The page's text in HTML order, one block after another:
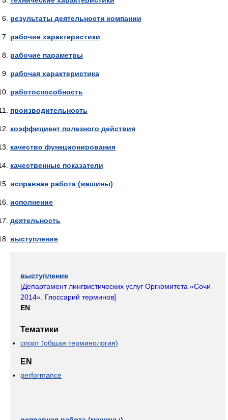
результаты деятельности компании
рабочие характеристики
рабочие параметры
рабочая характеристика
работоспособность
производительность
коэффициент полезного действия
качество функционирования
качественные показатели
исправная работа (машины)
исполнение
деятельность
выступление
выступление
[Департамент лингвистических услуг Оргкомитета «Сочи
2014». Глоссарий терминов]
EN
Тематики
спорт (общая терминология)
EN
performance